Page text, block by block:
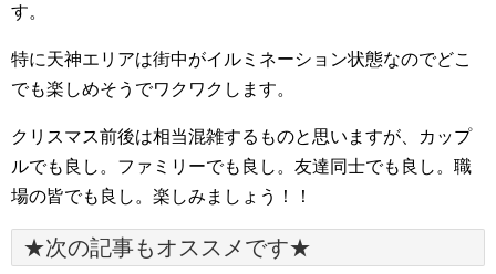
す。
特に天神エリアは街中がイルミネーション状態なのでどこ
でも楽しめそうでワクワクします。
クリスマス前後は相当混雑するものと思いますが、カップ
ルでも良し。ファミリーでも良し。友達同士でも良し。職
場の皆でも良し。楽しみましょう！！
★次の記事もオススメです★